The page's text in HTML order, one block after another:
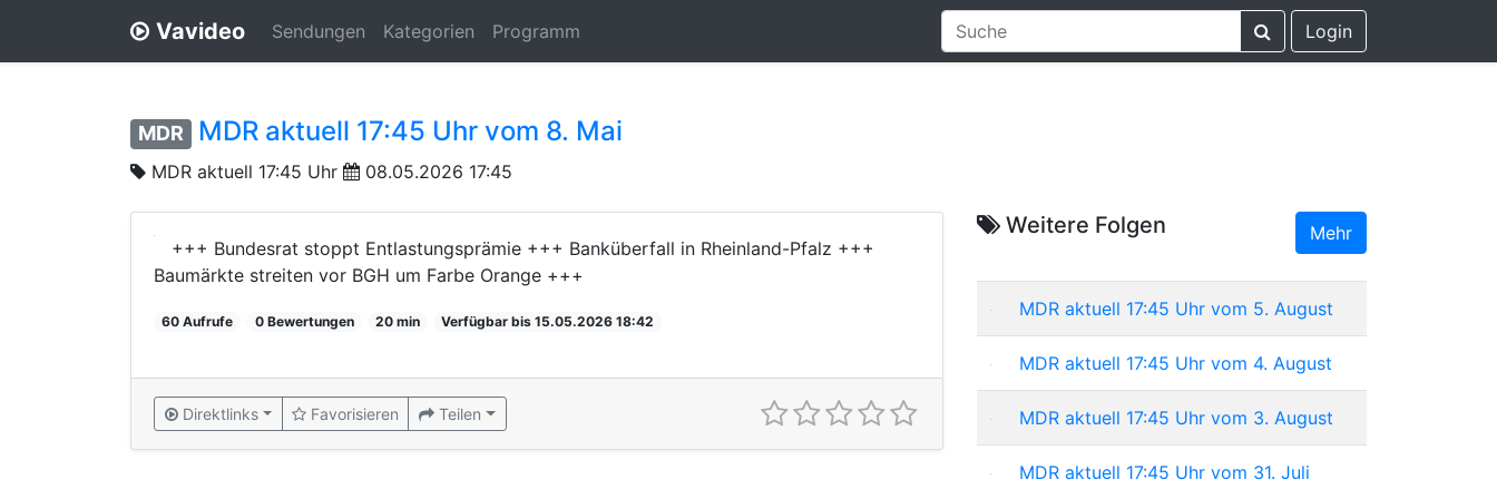
Vavideo Sendungen Kategorien Programm Login
MDR MDR aktuell 17:45 Uhr vom 8. Mai
MDR aktuell 17:45 Uhr 08.05.2026 17:45
+++ Bundesrat stoppt Entlastungsprämie +++ Banküberfall in Rheinland-Pfalz +++
Baumärkte streiten vor BGH um Farbe Orange +++
60 Aufrufe 0 Bewertungen 20 min Verfügbar bis 15.05.2026 18:42
Direktlinks Favorisieren Teilen
Weitere Folgen Mehr
MDR aktuell 17:45 Uhr vom 5. August
MDR aktuell 17:45 Uhr vom 4. August
MDR aktuell 17:45 Uhr vom 3. August
MDR aktuell 17:45 Uhr vom 31. Juli